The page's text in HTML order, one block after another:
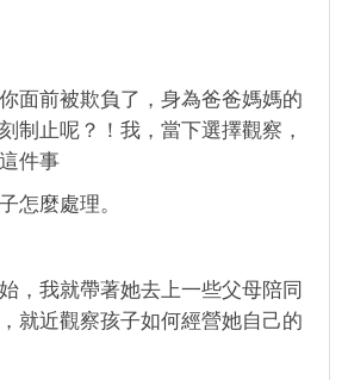
面前被欺負了，身為爸爸媽媽的
制止呢？！我，當下選擇觀察，
件事
怎麼處理。
，我就帶著她去上一些父母陪同
就近觀察孩子如何經營她自己的